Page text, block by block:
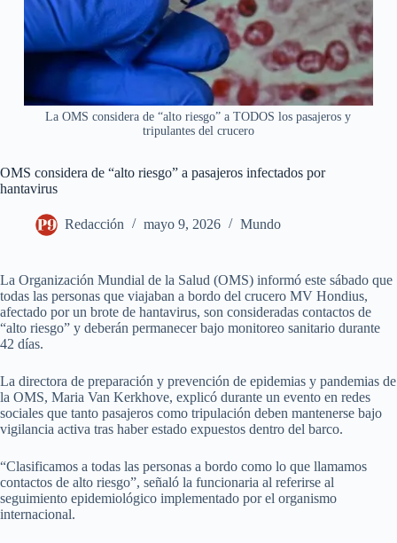
La OMS considera de “alto riesgo” a TODOS los pasajeros y
tripulantes del crucero
OMS considera de “alto riesgo” a pasajeros infectados por
hantavirus
Redacción mayo 9, 2026 Mundo
La Organización Mundial de la Salud (OMS) informó este sábado que
todas las personas que viajaban a bordo del crucero MV Hondius,
afectado por un brote de hantavirus, son consideradas contactos de
“alto riesgo” y deberán permanecer bajo monitoreo sanitario durante
42 días.
La directora de preparación y prevención de epidemias y pandemias de
la OMS, Maria Van Kerkhove, explicó durante un evento en redes
sociales que tanto pasajeros como tripulación deben mantenerse bajo
vigilancia activa tras haber estado expuestos dentro del barco.
“Clasificamos a todas las personas a bordo como lo que llamamos
contactos de alto riesgo”, señaló la funcionaria al referirse al
seguimiento epidemiológico implementado por el organismo
internacional.